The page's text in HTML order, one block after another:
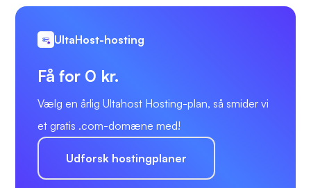
UltaHost-hosting
Få for 0 kr.
Vælg en årlig Ultahost Hosting-plan, så smider vi
et gratis .com-domæne med!
Udforsk hostingplaner